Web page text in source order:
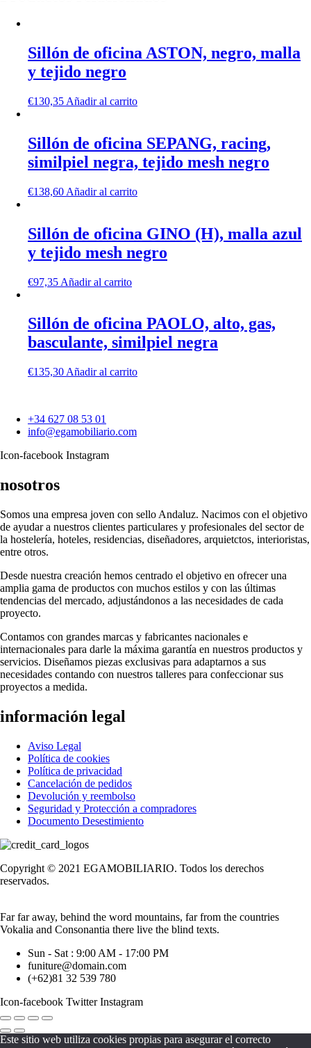
Sillón de oficina ASTON, negro, malla
y tejido negro
€130,35 Añadir al carrito
Sillón de oficina SEPANG, racing,
similpiel negra, tejido mesh negro
€138,60 Añadir al carrito
Sillón de oficina GINO (H), malla azul
y tejido mesh negro
€97,35 Añadir al carrito
Sillón de oficina PAOLO, alto, gas,
basculante, similpiel negra
€135,30 Añadir al carrito
+34 627 08 53 01
info@egamobiliario.com
Icon-facebook Instagram
nosotros
Somos una empresa joven con sello Andaluz. Nacimos con el objetivo
de ayudar a nuestros clientes particulares y profesionales del sector de
la hostelería, hoteles, residencias, diseñadores, arquietctos, interioristas,
entre otros.
Desde nuestra creación hemos centrado el objetivo en ofrecer una
amplia gama de productos con muchos estilos y con las últimas
tendencias del mercado, adjustándonos a las necesidades de cada
proyecto.
Contamos con grandes marcas y fabricantes nacionales e
internacionales para darle la máxima garantía en nuestros productos y
servicios. Diseñamos piezas exclusivas para adaptarnos a sus
necesidades contando con nuestros talleres para confeccionar sus
proyectos a medida.
información legal
Aviso Legal
Política de cookies
Política de privacidad
Cancelación de pedidos
Devolución y reembolso
Seguridad y Protección a compradores
Documento Desestimiento
Copyright © 2021 EGAMOBILIARIO. Todos los derechos
reservados.
Far far away, behind the word mountains, far from the countries
Vokalia and Consonantia there live the blind texts.
Sun - Sat : 9:00 AM - 17:00 PM
funiture@domain.com
(+62)81 32 539 780
Icon-facebook Twitter Instagram
Este sitio web utiliza cookies propias para asegurar el correcto